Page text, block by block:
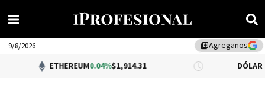
library_addAgreganos
9/8/2026
ETHEREUM0.04%$1,914.31 DÓLAR BNA